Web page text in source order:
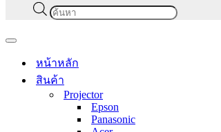
Products
search
Navigation
หน้าหลัก
สินค้า
Projector
Epson
Panasonic